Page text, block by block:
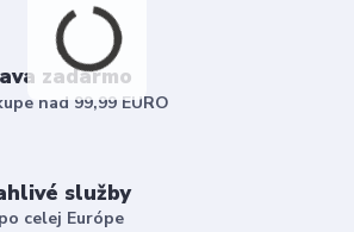
zadarmo
nad 99,99 EURO
služby
celej Európe